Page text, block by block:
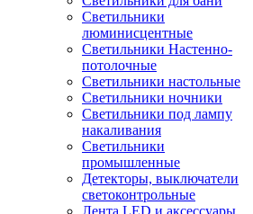
Светильники
люминисцентные
Светильники Настенно-
потолочные
Светильники настольные
Светильники ночники
Светильники под лампу
накаливания
Светильники
промышленные
Детекторы, выключатели
светоконтрольные